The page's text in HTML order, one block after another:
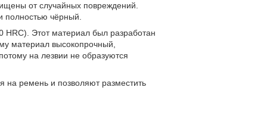
от случайных повреждений.
полностью чёрный.
HRC). Этот материал был разработан
материал высокопрочный,
на лезвии не образуются
на ремень и позволяют разместить